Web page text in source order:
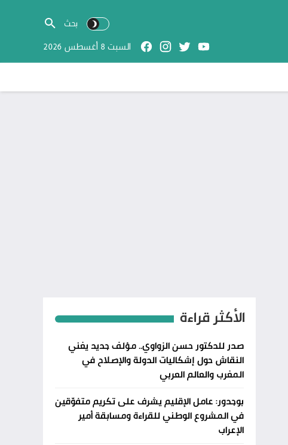
السبت 8 أغسطس 2026
الأكثر قراءة
صدر للدكتور حسن الزواوي.. مؤلف جديد يغني
النقاش حول إشكاليات الدولة والإصلاح في
المغرب والعالم العربي
بوجدور: عامل الإقليم يشرف على تكريم متفوّقين
في المشروع الوطني للقراءة ومسابقة أمير
الإعراب